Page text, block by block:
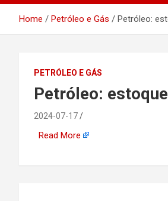
relacionadas
petróleo, gás,
emprego,
offshore,
Home Petróleo e Gás Petróleo:
PETRÓLEO E GÁS
Petróleo:
2024-07-17
Read More